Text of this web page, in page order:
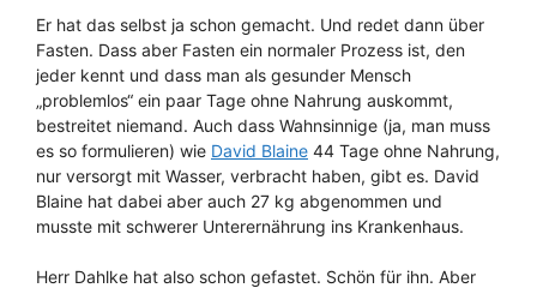
Er hat das selbst ja schon gemacht. Und redet dann über
Fasten. Dass aber Fasten ein normaler Prozess ist, den
jeder kennt und dass man als gesunder Mensch
„problemlos“ ein paar Tage ohne Nahrung auskommt,
bestreitet niemand. Auch dass Wahnsinnige (ja, man muss
es so formulieren) wie David Blaine 44 Tage ohne Nahrung,
nur versorgt mit Wasser, verbracht haben, gibt es. David
Blaine hat dabei aber auch 27 kg abgenommen und
musste mit schwerer Unterernährung ins Krankenhaus.
Herr Dahlke hat also schon gefastet. Schön für ihn. Aber